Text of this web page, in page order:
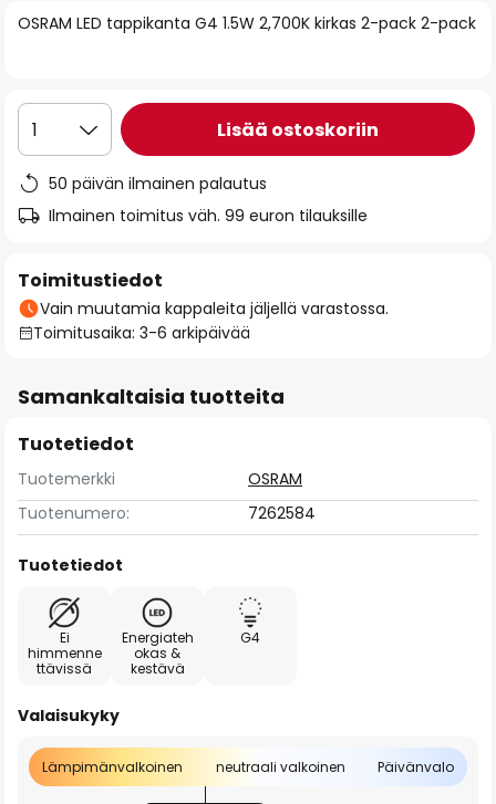
of
gallery
OSRAM LED tappikanta G4 1.5W 2,700K kirkas 2-pack 2-pack
1 Lisää ostoskoriin
50 päivän ilmainen palautus
Ilmainen toimitus väh. 99 euron tilauksille
Toimitustiedot
Vain muutamia kappaleita jäljellä varastossa.
Toimitusaika: 3-6 arkipäivää
Samankaltaisia tuotteita
Tuotetiedot
Tuotemerkki
OSRAM
Tuotenumero:
7262584
Tuotetiedot
Ei
himmenne
ttävissä
Energiateh
okas &
kestävä
G4
Valaisukyky
Lämpimänvalkoinen neutraali valkoinen Päivänvalo